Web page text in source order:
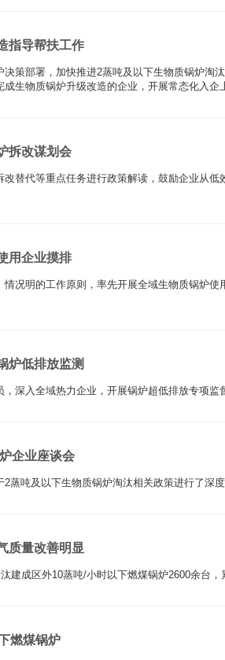
指导帮扶工作
策部署，加快推进2蒸吨及以下生物质锅炉淘
生物质锅炉升级改造的企业，开展常态化入企
拆改谋划会
替代等重点任务进行政策解读，鼓励企业从
用企业摸排
况明的工作原则，率先开展全域生物质锅炉
炉低排放监测
深入全域热力企业，开展锅炉超低排放专项监
企业座谈会
蒸吨及以下生物质锅炉淘汰相关政策进行了深
质量改善明显
建成区外10蒸吨/小时以下燃煤锅炉2600余台
燃煤锅炉